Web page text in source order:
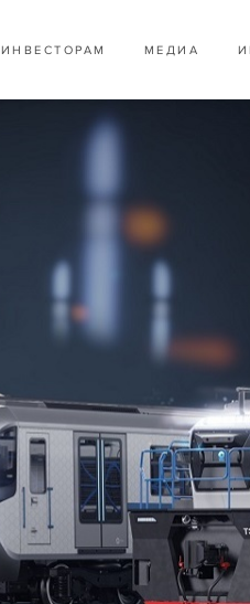
ИНВЕСТОРАМ МЕДИА